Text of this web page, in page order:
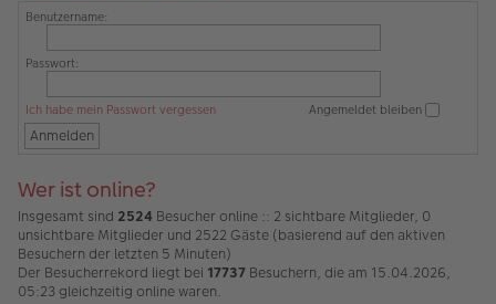
Benutzername:
Passwort:
Ich habe mein Passwort vergessen Angemeldet bleiben
Wer ist online?
Insgesamt sind 2524 Besucher online :: 2 sichtbare Mitglieder, 0
unsichtbare Mitglieder und 2522 Gäste (basierend auf den aktiven
Besuchern der letzten 5 Minuten)
Der Besucherrekord liegt bei 17737 Besuchern, die am 15.04.2026,
05:23 gleichzeitig online waren.